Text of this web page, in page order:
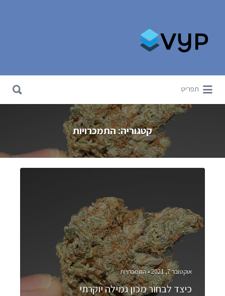
תפריט
קטגוריה:התמכרויות
אוקטובר 7, 2021 • התמכרויות
כיצד לבחור מכון גמילה יוקרתי